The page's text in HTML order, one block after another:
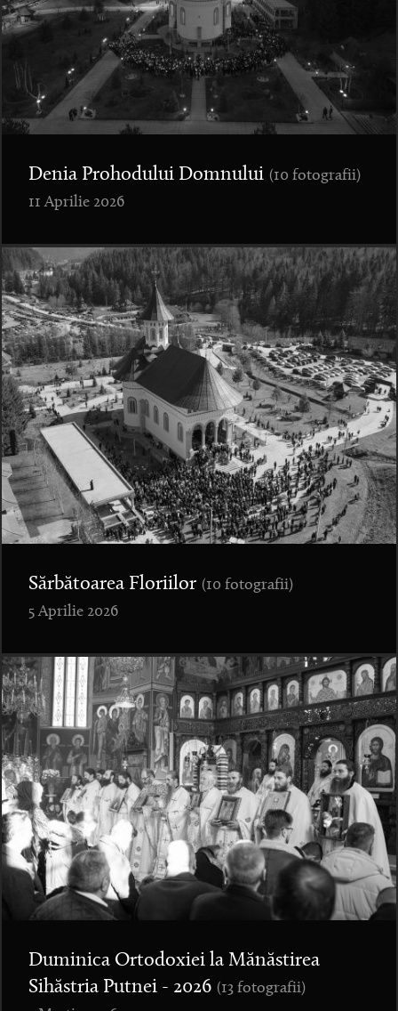
Denia Prohodului Domnului (10 fotografii)
11 Aprilie 2026
Sărbătoarea Floriilor (10 fotografii)
5 Aprilie 2026
Duminica Ortodoxiei la Mănăstirea
Sihăstria Putnei - 2026 (13 fotografii)